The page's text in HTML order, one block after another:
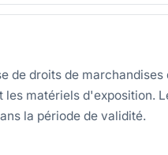
droits de
matériels d'exposition.
la période de validité.